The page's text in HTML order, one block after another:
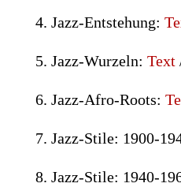
4. Jazz-Entstehung:
5. Jazz-Wurzeln: Text
6. Jazz-Afro-Roots:
7. Jazz-Stile: 1900-
8. Jazz-Stile: 1940-